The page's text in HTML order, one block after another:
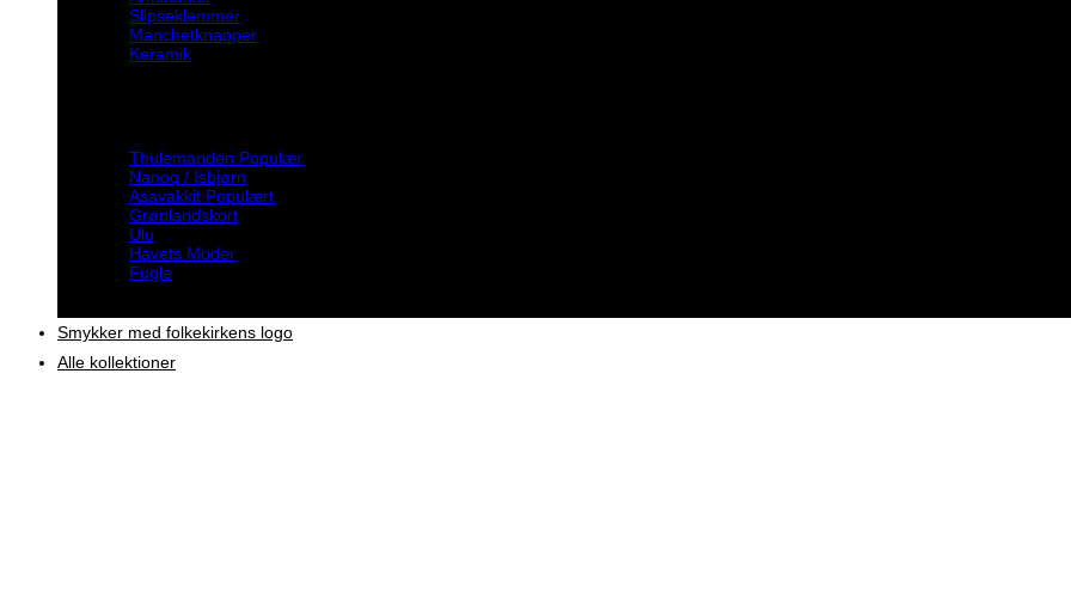
Slipseklemmer
Manchetknapper
Keramik
Thulemanden
Nanoq / Isbjørn
Asavakkit
Grønlandskort
Ulu
Havets Moder
Fugle
Smykker med folkekirkens logo
Alle kollektioner